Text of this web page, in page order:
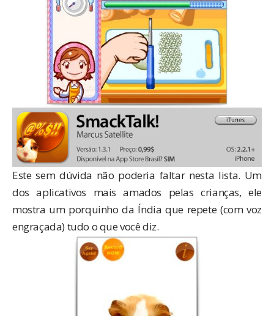
Este sem dúvida não poderia faltar nesta lista. Um
dos aplicativos mais amados pelas crianças, ele
mostra um porquinho da Índia que repete (com voz
engraçada) tudo o que você diz.